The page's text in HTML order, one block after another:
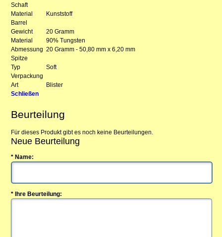
Schaft
Material
Kunststoff
Barrel
Gewicht
20 Gramm
Material
90% Tungsten
Abmessung 20 Gramm - 50,80 mm x 6,20 mm
Spitze
Typ
Soft
Verpackung
Art
Blister
Schließen
Beurteilung
Für dieses Produkt gibt es noch keine Beurteilungen.
Neue Beurteilung
* Name:
* Ihre Beurteilung: